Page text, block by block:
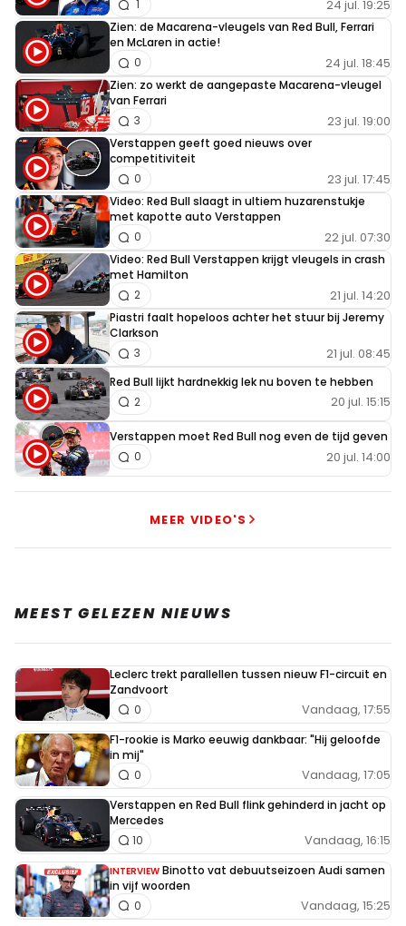
24 jul. 19:25
1
Zien: de Macarena-vleugels van Red Bull, Ferrari
en McLaren in actie!
24 jul. 18:45
0
Zien: zo werkt de aangepaste Macarena-vleugel
van Ferrari
23 jul. 19:00
3
Verstappen geeft goed nieuws over
competitiviteit
23 jul. 17:45
0
Video: Red Bull slaagt in ultiem huzarenstukje
met kapotte auto Verstappen
22 jul. 07:30
0
Video: Red Bull Verstappen krijgt vleugels in crash
met Hamilton
21 jul. 14:20
2
Piastri faalt hopeloos achter het stuur bij Jeremy
Clarkson
21 jul. 08:45
3
Red Bull lijkt hardnekkig lek nu boven te hebben
20 jul. 15:15
2
Verstappen moet Red Bull nog even de tijd geven
20 jul. 14:00
0
MEER VIDEO'S
MEEST GELEZEN NIEUWS
Leclerc trekt parallellen tussen nieuw F1-circuit en
Zandvoort
Vandaag, 17:55
0
F1-rookie is Marko eeuwig dankbaar: "Hij geloofde
in mij"
Vandaag, 17:05
0
Verstappen en Red Bull flink gehinderd in jacht op
Mercedes
Vandaag, 16:15
10
INTERVIEW Binotto vat debuutseizoen Audi samen
in vijf woorden
Vandaag, 15:25
0